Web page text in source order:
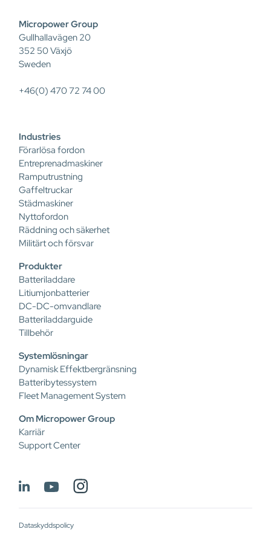
Micropower Group
Gullhallavägen 20
352 50 Växjö
Sweden
+46(0) 470 72 74 00
Industries
Förarlösa fordon
Entreprenadmaskiner
Ramputrustning
Gaffeltruckar
Städmaskiner
Nyttofordon
Räddning och säkerhet
Militärt och försvar
Produkter
Batteriladdare
Litiumjonbatterier
DC-DC-omvandlare
Batteriladdarguide
Tillbehör
Systemlösningar
Dynamisk Effektbergränsning
Batteribytessystem
Fleet Management System
Om Micropower Group
Karriär
Support Center
Dataskyddspolicy